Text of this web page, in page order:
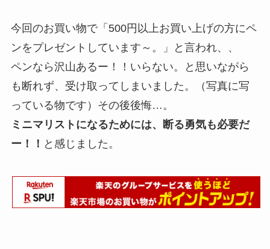
今回のお買い物で「500円以上お買い上げの方にペ
ンをプレゼントしています～。」と言われ、、
ペンなら沢山あるー！！いらない。と思いながら
も断れず、受け取ってしまいました。（写真に写
っている物です）その後後悔…。
ミニマリストになるためには、断る勇気も必要だ
ー！！ と感じました。